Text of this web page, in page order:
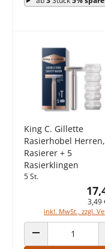
King C. Gillette
Rasierhobel Herren,
Rasierer + 5
Rasierklingen
5 St.
3,49
inkl. MwSt., zzgl.
ANZAHL